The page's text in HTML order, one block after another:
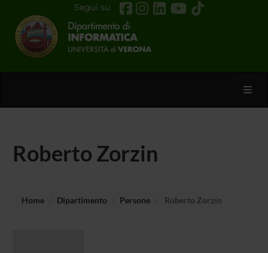
Segui su
Roberto Zorzin
Home Dipartimento Persone Roberto Zorzin